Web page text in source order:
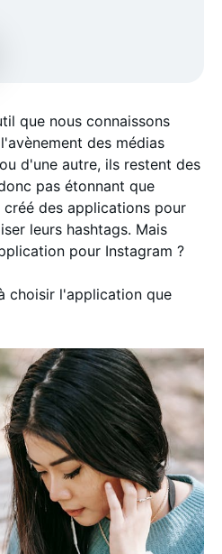
que nous connaissons
des médias
d'une autre, ils restent des
pas étonnant que
des applications pour
leurs hashtags. Mais
pour Instagram ?
choisir l'application que